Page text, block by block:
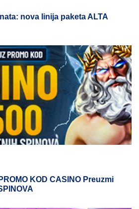
nova linija paketa ALTA
KOD CASINO Preuzmi